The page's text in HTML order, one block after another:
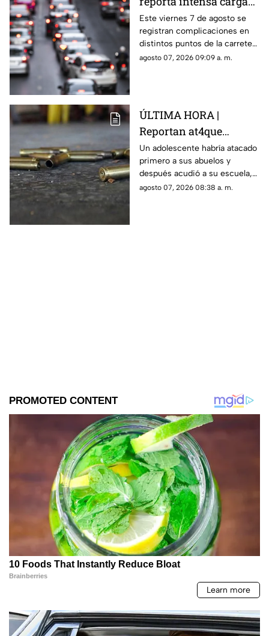
vehicular HOY en la
autopista México
Querétaro
Este viernes 7 de agosto se
registran complicaciones en
distintos puntos de la carretera
57; toma precauciones y
agosto 07, 2026 09:09 a. m.
ÚLTIMA HORA |
Reportan at4que
arm4do en secundaria;
reportan mu3rtos y
decenas de heridos
(+VIDEO DELICADO)
Un adolescente habría atacado
primero a sus abuelos y
después acudió a su escuela,
donde abrió fuego contra
agosto 07, 2026 08:38 a. m.